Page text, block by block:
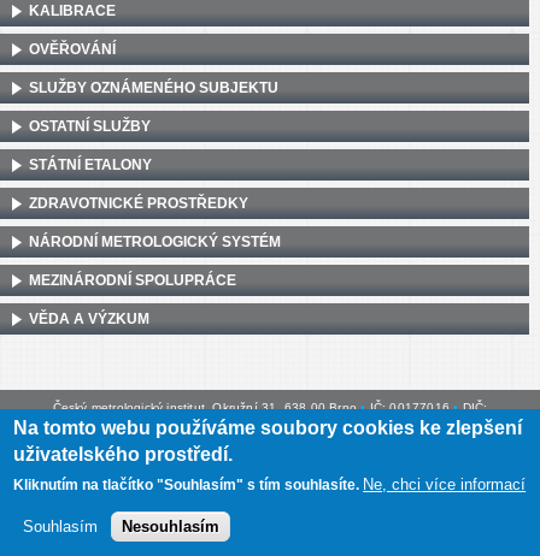
KALIBRACE
OVĚŘOVÁNÍ
SLUŽBY OZNÁMENÉHO SUBJEKTU
OSTATNÍ SLUŽBY
STÁTNÍ ETALONY
ZDRAVOTNICKÉ PROSTŘEDKY
NÁRODNÍ METROLOGICKÝ SYSTÉM
MEZINÁRODNÍ SPOLUPRÁCE
VĚDA A VÝZKUM
Český metrologický institut, Okružní 31, 638 00 Brno•IČ: 00177016•DIČ:
CZ00177016
Na tomto webu používáme soubory cookies ke zlepšení
uživatelského prostředí.
Kliknutím na tlačítko "Souhlasím" s tím souhlasíte. Ne, chci více informací
Souhlasím Nesouhlasím